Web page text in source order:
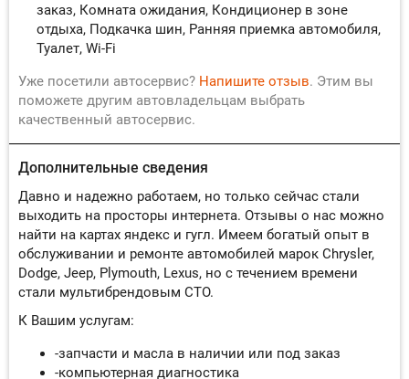
Вс
Закрыто
Пн 08:00-19:00
заказ, Комната ожидания, Кондиционер в зоне
отдыха, Подкачка шин, Ранняя приемка автомобиля,
Туалет, Wi-Fi
Уже посетили автосервис? Напишите отзыв. Этим вы
поможете другим автовладельцам выбрать
качественный автосервис.
Дополнительные сведения
Давно и надежно работаем, но только сейчас стали
выходить на просторы интернета. Отзывы о нас можно
найти на картах яндекс и гугл. Имеем богатый опыт в
обслуживании и ремонте автомобилей марок Chrysler,
Dodge, Jeep, Plymouth, Lexus, но с течением времени
стали мультибрендовым СТО.
К Вашим услугам:
-запчасти и масла в наличии или под заказ
-компьютерная диагностика